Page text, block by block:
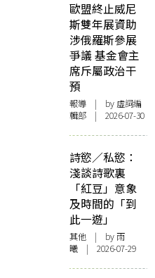
歐盟終止威尼
斯雙年展資助
涉俄羅斯參展
爭議 基金會主
席斥屬政治干
預
報導 | by 虛詞編
輯部 | 2026-07-30
詩慾／私慾：
淺談詩歌裏
「紅豆」意象
及時間的「到
此一遊」
其他 | by 雨
曦 | 2026-07-29